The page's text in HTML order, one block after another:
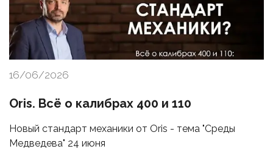
16/06/2026
Oris. Всё о калибрах 400 и 110
Новый стандарт механики от Oris - тема "Среды
Медведева" 24 июня